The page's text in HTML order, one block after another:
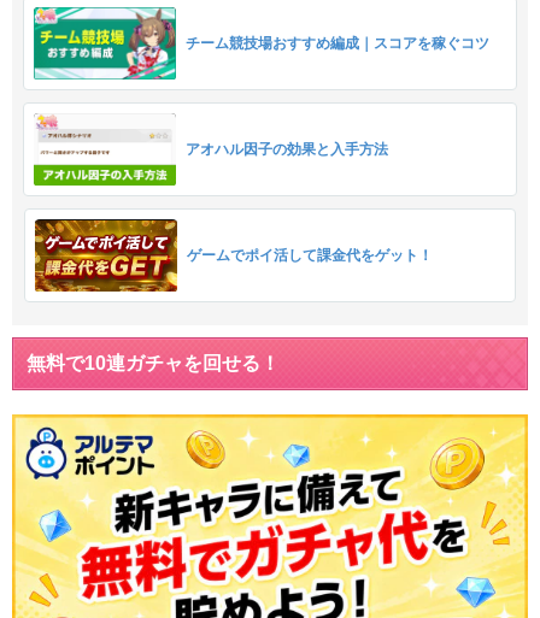
チーム競技場おすすめ編成｜スコアを稼ぐコツ
アオハル因子の効果と入手方法
ゲームでポイ活して課金代をゲット！
無料で10連ガチャを回せる！